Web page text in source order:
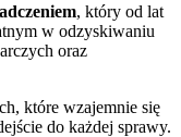
, który od lat
w odzyskiwaniu
oraz
które wzajemnie się
do każdej sprawy.